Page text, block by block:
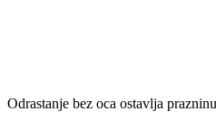
Odrastanje bez oca ostavlja